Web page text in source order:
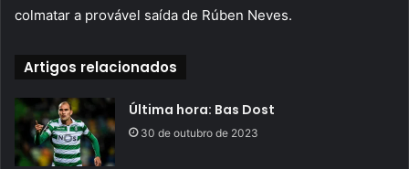
colmatar a provável saída de Rúben Neves.
Artigos relacionados
Última hora: Bas Dost
30 de outubro de 2023